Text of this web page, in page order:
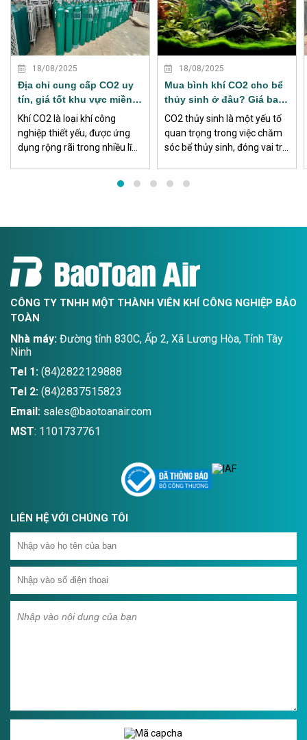
XEM THÊM
18/08/2025
Địa chỉ cung cấp CO2 uy
tín, giá tốt khu vực miền
Nam
Khí CO2 là loại khí công
nghiệp thiết yếu, được ứng
dụng rộng rãi trong nhiều lĩnh
nhiều khu công nghiệp, nhà
XEM THÊM
18/08/2025
Mua bình khí CO2 cho bể
thủy sinh ở đâu? Giá bao
nhiêu?
CO2 thủy sinh là một yếu tố
quan trọng trong việc chăm
sóc bể thủy sinh, đóng vai trò
dụng CO2 thủy sinh đảm bảo
CÔNG TY TNHH MỘT THÀNH VIÊN KHÍ CÔNG NGHIỆP BẢO
TOÀN
Nhà máy: Đường tỉnh 830C, Ấp 2, Xã Lương Hòa, Tỉnh Tây
Ninh
Tel 1: (84)2822129888
Tel 2: (84)2837515823
Email: sales@baotoanair.com
MST: 1101737761
LIÊN HỆ VỚI CHÚNG TÔI